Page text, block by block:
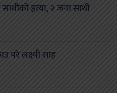
हत्या, २ जना साथी
परे लक्ष्मी साह